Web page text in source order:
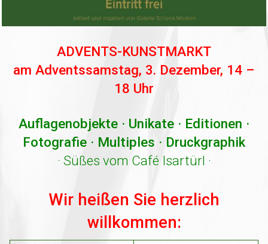
ADVENTS-KUNSTMARKT
am Adventssamstag, 3. Dezember, 14 –
18 Uhr
Auflagenobjekte · Unikate · Editionen ·
Fotografie · Multiples · Druckgraphik
· Süßes vom Café Isartürl ·
Wir heißen Sie herzlich
willkommen: